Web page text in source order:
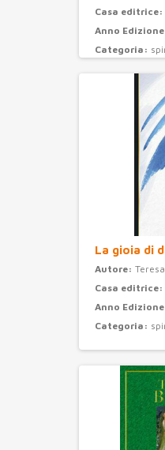
Casa editrice:
Anno
Categoria:
La gioia di
Autore:
Casa editrice:
Anno
Categoria: